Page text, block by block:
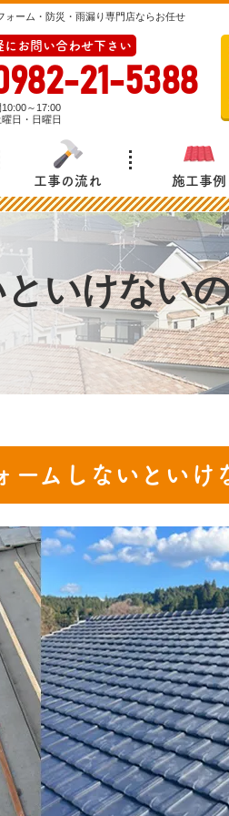
ーム・防災・雨漏り専門店ならお任せ
にお問い合わせ下さい
21-5388
～17:00
日・日曜日
工事の流れ 施工事例
いけない
ームしないといけ